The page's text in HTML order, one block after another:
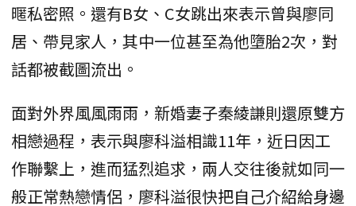
暱私密照。還有B女、C女跳出來表示曾與廖同
居、帶見家人，其中一位甚至為他墮胎2次，對
話都被截圖流出。
面對外界風風雨雨，新婚妻子秦綾謙則還原雙方
相戀過程，表示與廖科溢相識11年，近日因工
作聯繫上，進而猛烈追求，兩人交往後就如同一
般正常熱戀情侶，廖科溢很快把自己介紹給身邊